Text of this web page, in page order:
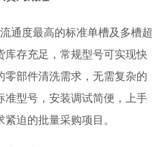
度最高的标准单槽及多槽超
库存充足，常规型号可实现快
部件清洗需求，无需复杂的
准型号，安装调试简便，上手
迫的批量采购项目。